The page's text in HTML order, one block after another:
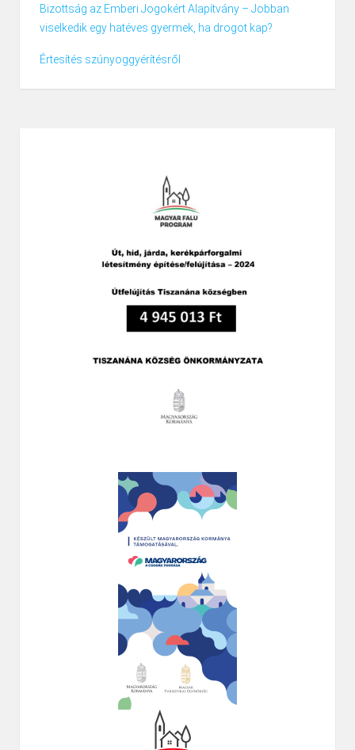
Bizottság az Emberi Jogokért Alapítvány – Jobban
viselkedik egy hatéves gyermek, ha drogot kap?
Értesítés szúnyoggyérítésről